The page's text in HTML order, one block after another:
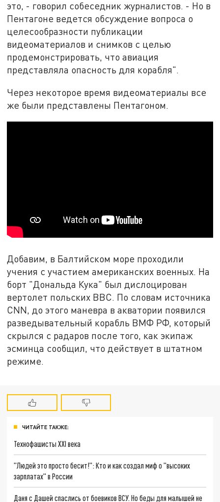
это, - говорил собеседник журналистов. - Но в
Пентагоне ведется обсуждение вопроса о
целесообразности публикации
видеоматериалов и снимков с целью
продемонстрировать, что авиация
представляла опасность для корабля".
Через некоторое время видеоматериалы все
же были представлены Пентагоном.
Добавим, в Балтийском море проходили
учения с участием американских военных. На
борт "Дональда Кука" был дислоцирован
вертолет польских ВВС. По словам источника
CNN, до этого маневра в акватории появился
разведывательный корабль ВМФ РФ, который
скрылся с радаров после того, как экипаж
эсминца сообщил, что действует в штатном
режиме.
ЧИТАЙТЕ ТАКЖЕ:
Технофашисты XXI века
"Людей это просто бесит!": Кто и как создал миф о "высоких
зарплатах" в России
Даня с Дашей спаслись от боевиков ВСУ. Но беды для малышей не